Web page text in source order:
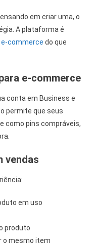
em criar uma, o
A plataforma é
e-commerce do que
e-commerce
conta em Business e
permite que seus
como pins compráveis,
vendas
em uso
produto
o mesmo item